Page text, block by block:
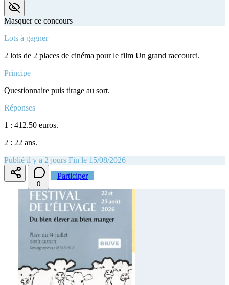
Masquer ce concours
Lots à gagner
2 lots de 2 places de cinéma pour le film Un grand raccourci.
Principe
Questionnaire puis tirage au sort.
Réponses
1 : 412.50 euros.
2 : 22 ans.
Publié il y a 2 jours Fin le 15/08/2026
0
Participer